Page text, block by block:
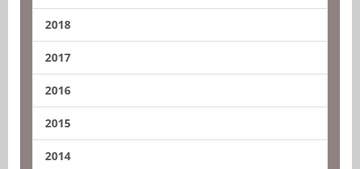
2018
2017
2016
2015
2014